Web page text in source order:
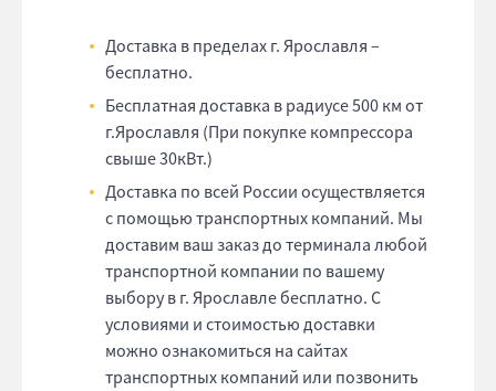
Доставка в пределах г. Ярославля –
бесплатно.
Бесплатная доставка в радиусе 500 км от
г.Ярославля (При покупке компрессора
свыше 30кВт.)
Доставка по всей России осуществляется
с помощью транспортных компаний. Мы
доставим ваш заказ до терминала любой
транспортной компании по вашему
выбору в г. Ярославле бесплатно. С
условиями и стоимостью доставки
можно ознакомиться на сайтах
транспортных компаний или позвонить